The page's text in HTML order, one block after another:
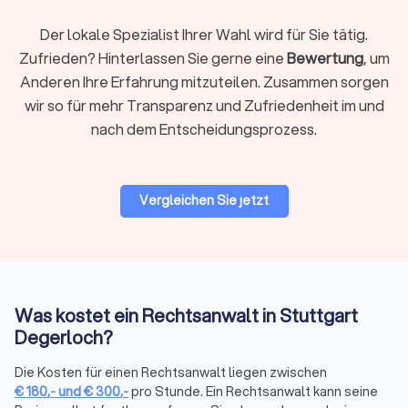
Arbeitsrecht, Familienrecht, Mietrecht, Strafrecht und andere
Bereiche erfordern jeweils spezialisiertes Wissen. Ein
Fachanwalt hat zusätzliche Qualifikationen und
nachgewiesene Erfahrung in seinem Gebiet.
Für viele Mandate ist ein Anwalt in Ihrer Nähe praktisch,
insbesondere wenn persönliche Treffen oder
Bewertungen prüfen
Bei Trustlocal finden Sie alle relevanten Bewertungen
gebündelt an einem Ort. Wir sammeln
Mandantenbewertungen von verschiedenen Plattformen und
Der lokale Spezialist Ihrer Wahl wird für Sie tätig.
Zufrieden? Hinterlassen Sie gerne eineBewertung, um
Anderen Ihre Erfahrung mitzuteilen. Zusammen sorgen
wir so für mehr Transparenz und Zufriedenheit im und
nach dem Entscheidungsprozess.
Vergleichen Sie jetzt
Was kostet ein Rechtsanwalt in Stuttgart
Degerloch?
Die Kosten für einen Rechtsanwalt liegen zwischen
€180,-und€300,-pro Stunde. Ein Rechtsanwalt kann seine